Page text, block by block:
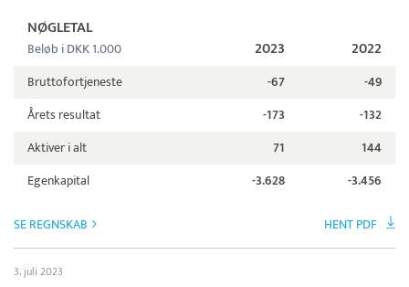
NØGLETAL
Beløb i DKK 1.000 2023 2022
Bruttofortjeneste -67
-49
Årets resultat
-173
-132
Aktiver i alt
71
144
Egenkapital
-3.628 -3.456
SE REGNSKAB HENT PDF
3. juli 2023